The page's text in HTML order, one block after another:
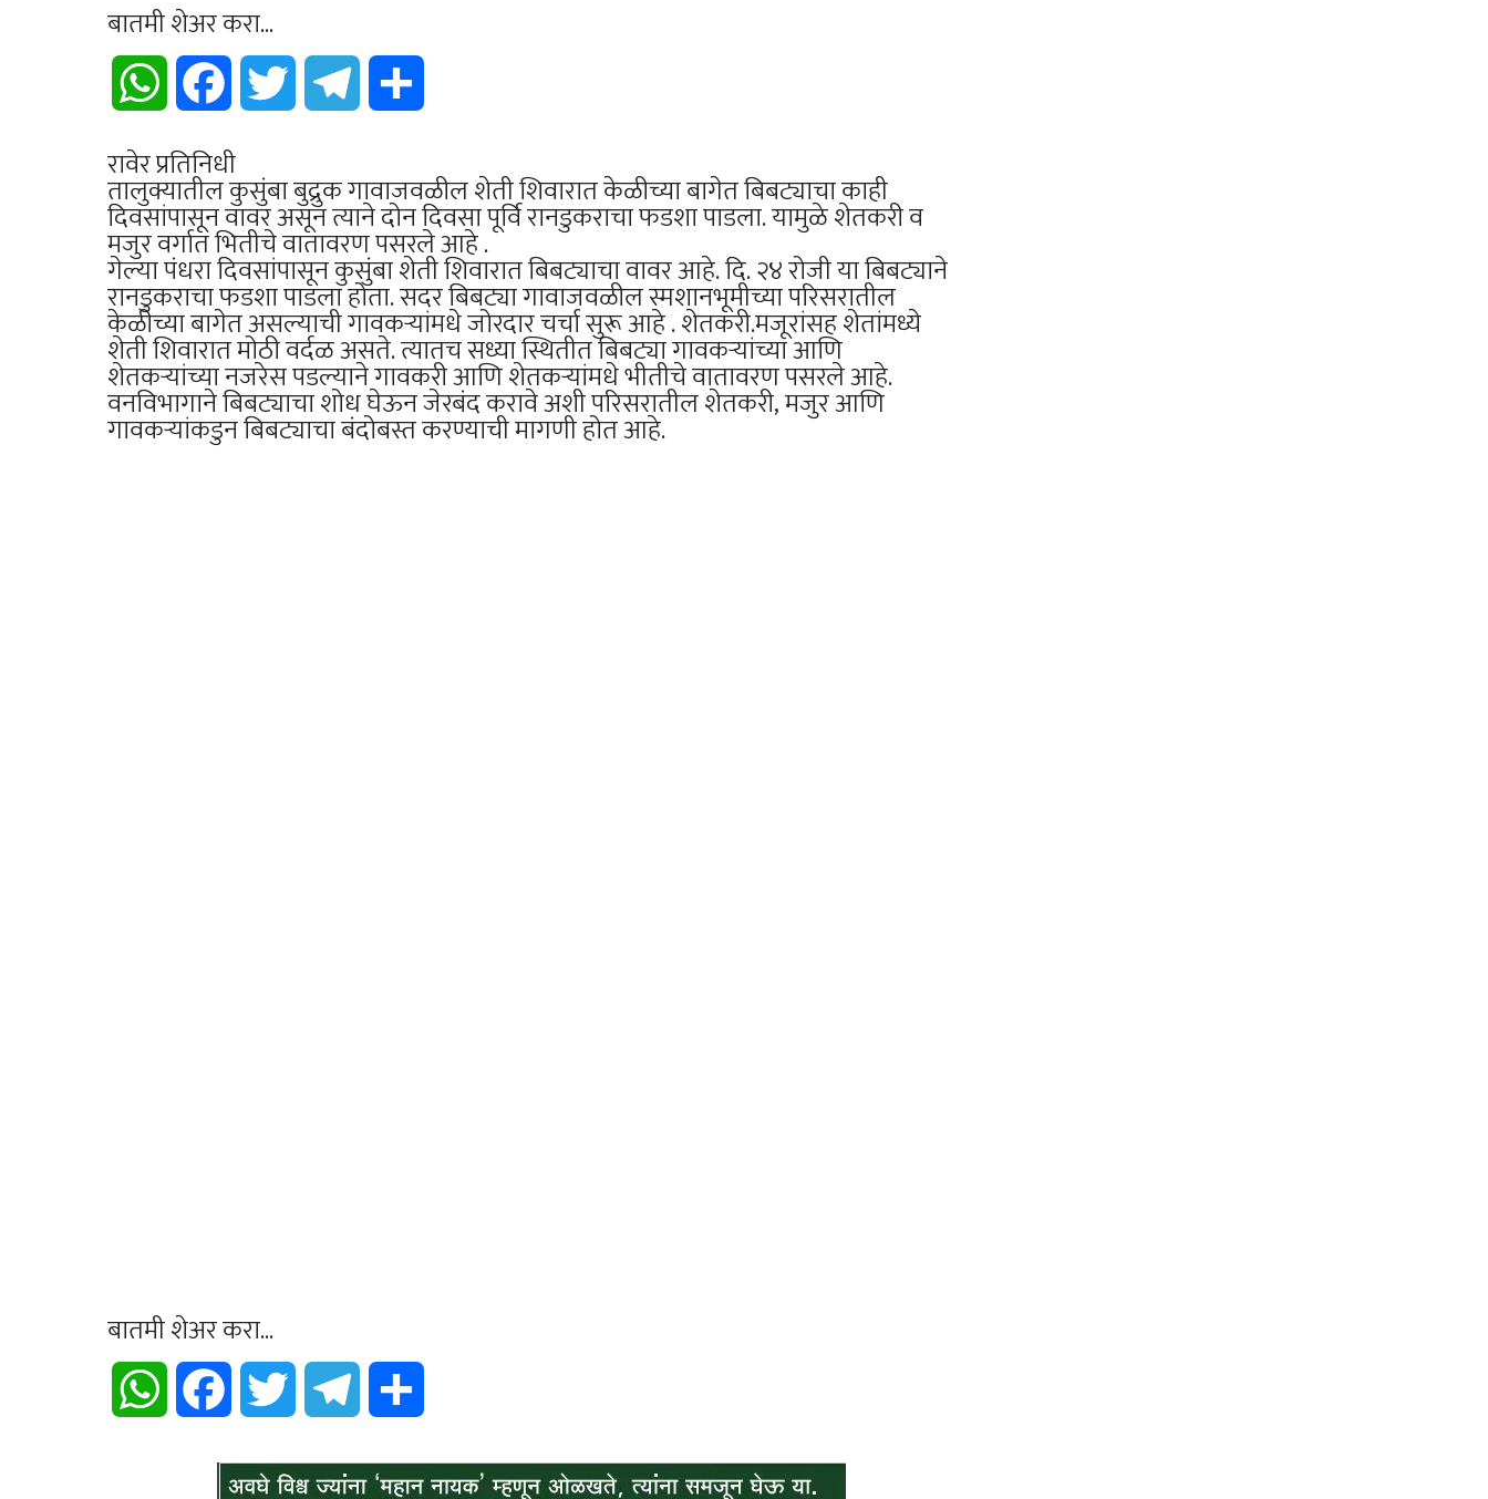
बातमी शेअर करा...
WhatsApp Facebook Twitter Telegram
रावेर प्रतिनिधी
तालुक्यातील कुसुंबा बुद्रुक गावाजवळील शेती शिवारात केळीच्या बागेत बिबट्याचा काही
दिवसांपासून वावर असून त्याने दोन दिवसा पूर्वि रानडुकराचा फडशा पाडला. यामुळे शेतकरी व
मजुर वर्गात भितीचे वातावरण पसरले आहे .
गेल्या पंधरा दिवसांपासून कुसुंबा शेती शिवारात बिबट्याचा वावर आहे. दि. २४ रोजी या बिबट्याने
रानडुकराचा फडशा पाडला होता. सदर बिबट्या गावाजवळील स्मशानभूमीच्या परिसरातील
केळीच्या बागेत असल्याची गावकऱ्यांमधे जोरदार चर्चा सुरू आहे . शेतकरी.मजूरांसह शेतांमध्ये
शेती शिवारात मोठी वर्दळ असते. त्यातच सध्या स्थितीत बिबट्या गावकऱ्यांच्या आणि
शेतकऱ्यांच्या नजरेस पडल्याने गावकरी आणि शेतकऱ्यांमधे भीतीचे वातावरण पसरले आहे.
वनविभागाने बिबट्याचा शोध घेऊन जेरबंद करावे अशी परिसरातील शेतकरी, मजुर आणि
गावकऱ्यांकडुन बिबट्याचा बंदोबस्त करण्याची मागणी होत आहे.
बातमी शेअर करा...
WhatsApp Facebook Twitter Telegram